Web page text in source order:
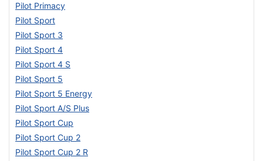
Pilot Primacy
Pilot Sport
Pilot Sport 3
Pilot Sport 4
Pilot Sport 4 S
Pilot Sport 5
Pilot Sport 5 Energy
Pilot Sport A/S Plus
Pilot Sport Cup
Pilot Sport Cup 2
Pilot Sport Cup 2 R